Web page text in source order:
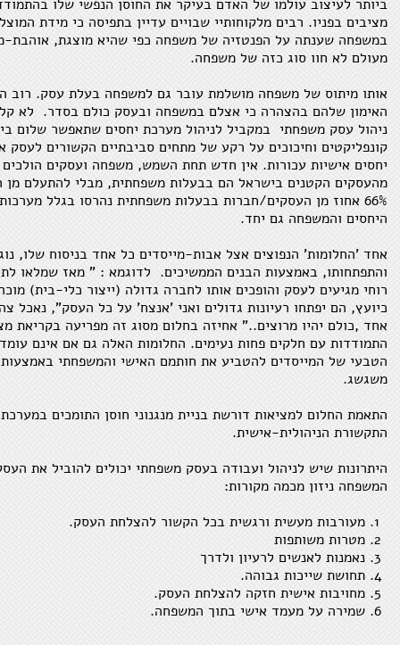
ביותר לעיצוב עולמו של האדם בעיקר את החוסן הנפשי שלו
מציבים בפניו. רבים מלקוחותיי שבויים עדיין בתפיסה כי מידת
במשפחה שענתה על הפנטזיה של משפחה כפי שהיא מוצגת, אוהבת-
מעולם לא חוו סוג כזה של משפחה.
אותו מיתוס של משפחה מושלמת עובר גם למשפחה בעלת עסק. רוב
האימון שלהם בהצהרה כי אצלם במשפחה ובעסק כולם בסדר. לא
ניהול עסק משפחתי במקביל לניהול מערכת יחסים שתאפשר שלום
קונפליקטים וחיכוכים על רקע של מתחים סביבתיים הקשורים
מהעסקים הקטנים בישראל הם בבעלות משפחתית, מבלי להתעלם
66% אחוז מן העסקים/חברות בבעלות משפחתית נהרסו בגלל
היחסים והמשפחה גם יחד.
אחד 'החלומות' הנפוצים אצל אבות-מייסדים כל אחד בניסוח שלו,
רוחי מגיעים לעסק והופכים אותו לחברה גדולה (ייצור כלי-בית)
כיועץ, הם יפתחו רעיונות גדולים ואני 'אנצח' על כל העסק", נאכל
אחד ,כולם יהיו מרוצים.." אחיזה בחלום מסוג זה מפריעה בקריאת
התמודדות עם חלקים פחות נעימים. החלומות האלה גם אם אינם
הטבעי של המייסדים להטביע את חותמם האישי והמשפחתי
משגשג.
התאמת החלום למציאות דורשת בניית מנגנוני חוסן התומכים
התקשורת הניהולית-אישית.
היתרונות שיש לניהול ועבודה בעסק משפחתי יכולים להוביל את
המשפחה ניזון מכמה מקורות:
מעורבות מעשית ורגשית בכל הקשור להצלחת העסק.
מטרות משותפות
נאמנות לאנשים לרעיון ולדרך
תחושת שייכות גבוהה.
מחויבות אישית חזקה להצלחת העסק.
שמירה על מעמד אישי בתוך המשפחה.